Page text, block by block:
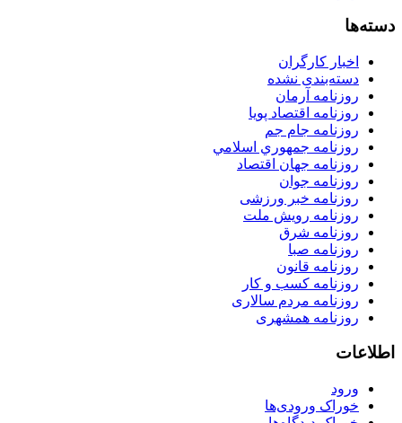
دسته‌ها
اخبار کارگران
دسته‌بندی نشده
روزنامه آرمان
روزنامه اقتصاد پویا
روزنامه جام جم
روزنامه جمهوري اسلامي
روزنامه جهان اقتصاد
روزنامه جوان
روزنامه خبر ورزشى
روزنامه رویش ملت
روزنامه شرق
روزنامه صبا
روزنامه قانون
روزنامه كسب و كار
روزنامه مردم سالاری
روزنامه همشهری
اطلاعات
ورود
خوراک ورودی‌ها